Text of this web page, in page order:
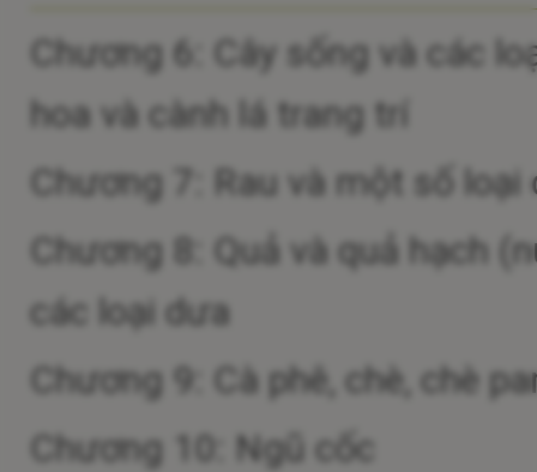
Chương 6: Cây sống và các
hoa và cành lá trang trí
Chương 7: Rau và một số
Chương 8: Quả và quả hạch
các loại dưa
Chương 9: Cà phê, chè, chè
Chương 10: Ngũ cốc